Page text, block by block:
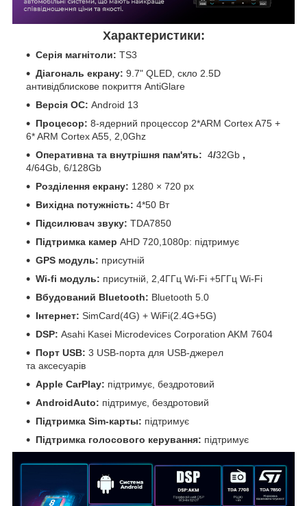
Характеристики:
Серія магнітоли: TS3
Діагональ екрану: 9.7" QLED, скло 2.5D
антивідблискове покриття AntiGlare
Версія ОС: Android 13
Процесор: 8-ядерний процессор 2*ARM Cortex A75 +
6* ARM Cortex A55, 2,0Ghz
Оперативна та внутрішня пам'ять: 4/32Gb ,
4/64Gb, 6/128Gb
Розділення екрану: 1280 × 720 px
Вихідна потужність: 4*50 Вт
Підсилювач звуку: TDA7850
Підтримка камер AHD 720,1080р: підтримує
GPS модуль: присутній
Wi-fi модуль: присутній, 2,4ГГц Wi-Fi +5ГГц Wi-Fi
Вбудований Bluetooth: Bluetooth 5.0
Інтернет: SimCard(4G) + WiFi(2.4G+5G)
DSP: Asahi Kasei Microdevices Corporation AKM 7604
Порт USB: 3 USB-порта для USB-джерел
та аксесуарів
Apple CarPlay: підтримує, бездротовий
AndroidAuto: підтримує, бездротовий
Підтримка Sim-карты: підтримує
Підтримка голосового керування: підтримує